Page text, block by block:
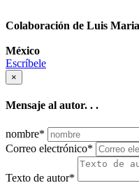
Colaboración de Luis
México
Escríbele
×
Mensaje al autor. . .
nombre*
Correo electrónico*
Texto de autor*